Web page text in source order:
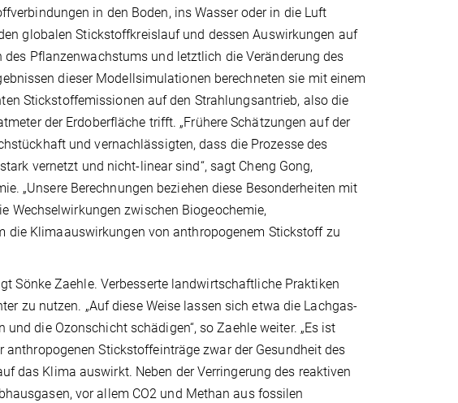
in den Boden, ins Wasser oder in die Luft
globalen Stickstoffkreislauf und dessen Auswirkungen auf
Pflanzenwachstums und letztlich die Veränderung des
dieser Modellsimulationen berechneten sie mit einem
Stickstoffemissionen auf den Strahlungsantrieb, also die
der Erdoberfläche trifft. „Frühere Schätzungen auf der
und vernachlässigten, dass die Prozesse des
vernetzt und nicht-linear sind“, sagt Cheng Gong,
„Unsere Berechnungen beziehen diese Besonderheiten mit
Wechselwirkungen zwischen Biogeochemie,
die Klimaauswirkungen von anthropogenem Stickstoff zu
Sönke Zaehle. Verbesserte landwirtschaftliche Praktiken
zu nutzen. „Auf diese Weise lassen sich etwa die Lachgas-
die Ozonschicht schädigen“, so Zaehle weiter. „Es ist
Stickstoffeinträge zwar der Gesundheit des
das Klima auswirkt. Neben der Verringerung des reaktiven
vor allem CO2 und Methan aus fossilen